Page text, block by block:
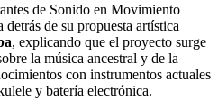
de Sonido en Movimiento
de su propuesta artística
, explicando que el proyecto surge
la música ancestral y de la
con instrumentos actuales
y batería electrónica.